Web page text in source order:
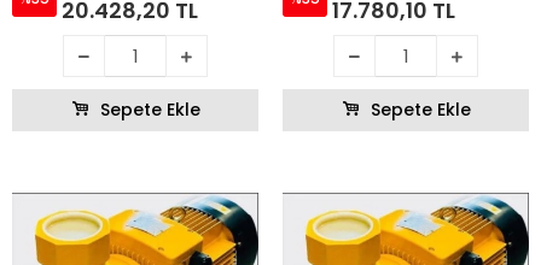
20.428,20 TL
Sepete Ekle
17.780,10 TL
Sepete Ekle